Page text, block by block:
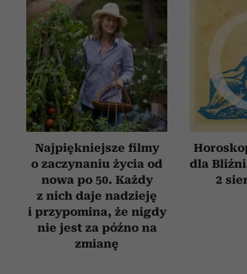
społecznościowym, reklamowym i
Partnerzy mogą połączyć te informacje
otrzymanymi od Ciebie lub uzyskanymi
korzystania z ich usług.
Najpiękniejsze filmy
o zaczynaniu życia od
nowa po 50. Każdy
z nich daje nadzieję
i przypomina, że nigdy
nie jest za późno na
zmianę
dla
2